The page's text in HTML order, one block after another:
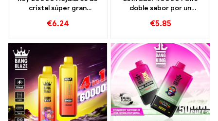
cristal súper gran
bobina
€6.24
doble sabor por un
€5.85